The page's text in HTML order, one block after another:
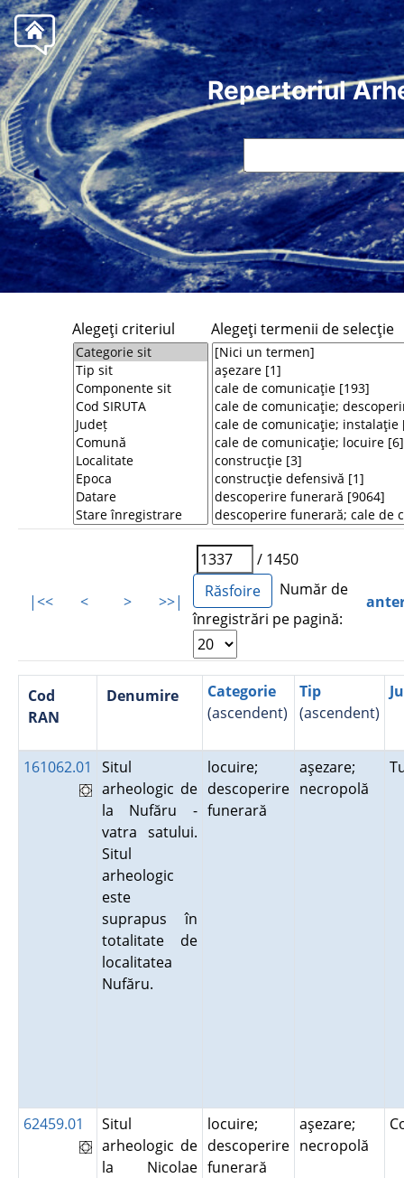
Repertoriul
Alegeţi criteriul Alegeţi termenii de selecţie
|<< < > >>|
/ 1450
Număr de
înregistrări pe pagină:
Cod
RAN
Denumire
Categorie
(ascendent)
Tip
(ascendent)
161062.01
Situl
arheologic de
la Nufăru -
vatra satului.
Situl
arheologic
este
suprapus în
totalitate de
localitatea
Nufăru.
locuire;
descoperire
funerară
aşezare;
necropolă
62459.01
Situl
arheologic de
la Nicolae
locuire;
descoperire
funerară
aşezare;
necropolă